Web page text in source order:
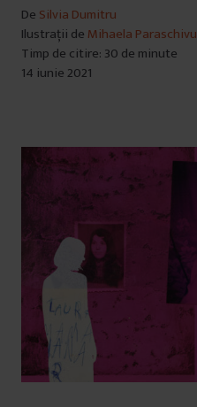
De Silvia Dumitru
Ilustrații de Mihaela Paraschivu
Timp de citire: 30 de minute
14 iunie 2021